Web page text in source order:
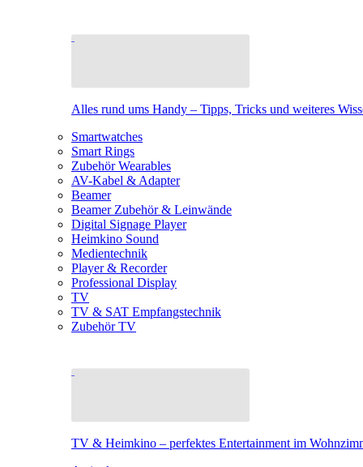
Alles rund ums Handy – Tipps, Tricks und weiteres
Smartwatches
Smart Rings
Zubehör Wearables
AV-Kabel & Adapter
Beamer
Beamer Zubehör & Leinwände
Digital Signage Player
Heimkino Sound
Medientechnik
Player & Recorder
Professional Display
TV
TV & SAT Empfangstechnik
Zubehör TV
TV & Heimkino – perfektes Entertainment im